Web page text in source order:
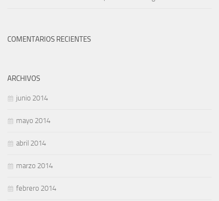
COMENTARIOS RECIENTES
ARCHIVOS
junio 2014
mayo 2014
abril 2014
marzo 2014
febrero 2014